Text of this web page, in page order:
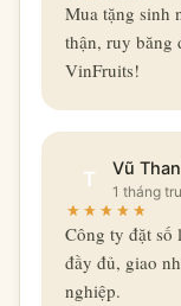
Mua tặng sinh
thận, ruy băng
VinFruits!
T Vũ
1 tháng
Công ty đặt số
đầy đủ, giao
nghiệp.